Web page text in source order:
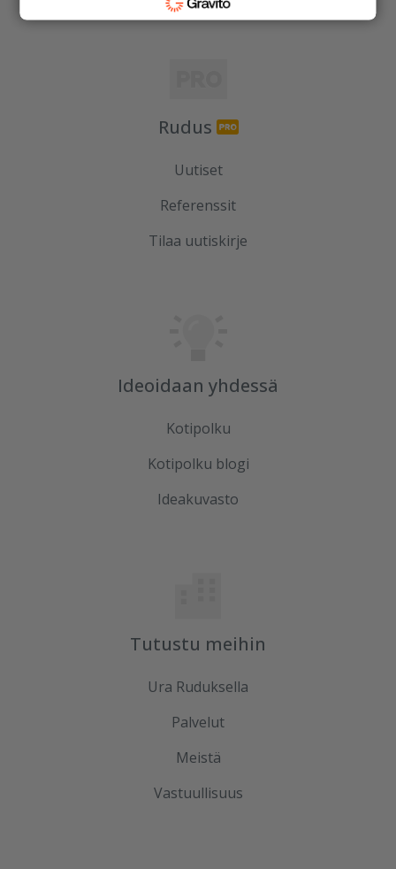
Rudus
Uutiset
Referenssit
Tilaa uutiskirje
Ideoidaan yhdessä
Kotipolku
Kotipolku blogi
Ideakuvasto
Tutustu meihin
Ura Ruduksella
Palvelut
Meistä
Vastuullisuus